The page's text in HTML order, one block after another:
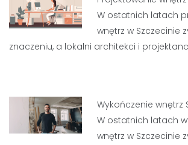
W ostatnich latach
wnętrz w Szczecinie
znaczeniu, a lokalni architekci i
Wykończenie wnętrz
W ostatnich latach
wnętrz w Szczecinie